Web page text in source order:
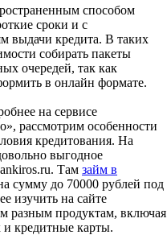
способом
сроки и с
выдачи кредита. В таких
собирать пакеты
очередей, так как
в онлайн формате.
на сервисе
рассмотрим особенности
кредитования. На
выгодное
Там займ в
сумму до 70000 рублей под
изучить на сайте
разным продуктам, включая
и кредитные карты.